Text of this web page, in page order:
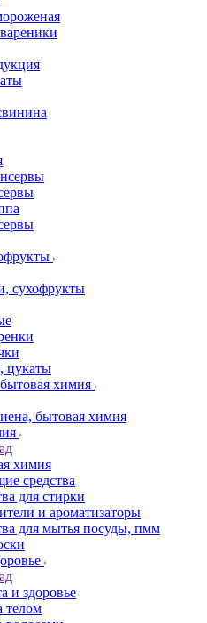
сухофрукты
цукаты
химия
бытовая химия
химия
средства
для стирки
и ароматизаторы
для мытья посуды, пмм
и здоровье
телом